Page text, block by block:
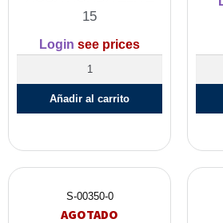
15
Login see prices
Añadir al carrito
S-00350-0
AGOTADO